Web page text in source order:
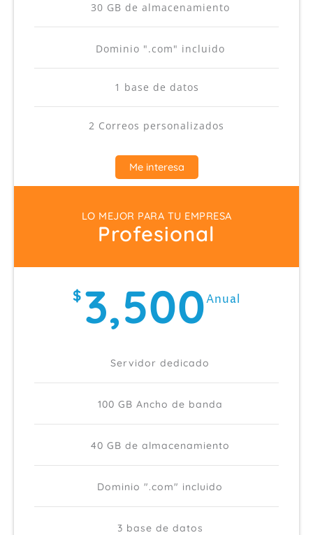
30 GB de almacenamiento
Dominio ".com" incluido
1 base de datos
2 Correos personalizados
Me interesa
LO MEJOR PARA TU EMPRESA
Profesional
$ 3,500Anual
Servidor dedicado
100 GB Ancho de banda
40 GB de almacenamiento
Dominio ".com" incluido
3 base de datos